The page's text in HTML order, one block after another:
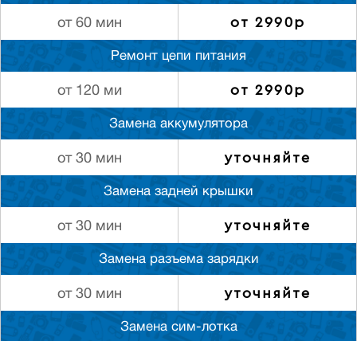
от 60 мин от 2990р
Ремонт цепи питания
от 120 ми от 2990р
Замена аккумулятора
от 30 мин уточняйте
Замена задней крышки
от 30 мин уточняйте
Замена разъема зарядки
от 30 мин уточняйте
Замена сим-лотка